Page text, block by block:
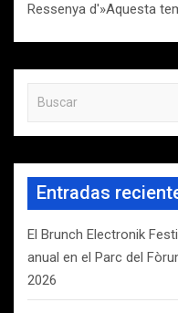
Ressenya d'»Aquesta
s
c
r
Entradas
El Brunch Electronik
anual en el Parc del
2026